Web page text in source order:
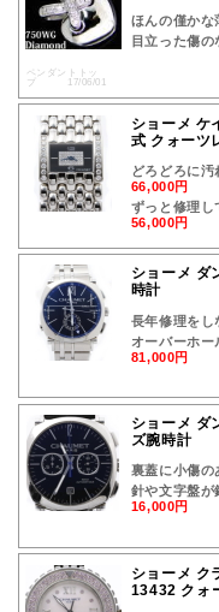
ペンダントトッ
プ 17/06/01
ほんの僅かな
目立った傷
ショーメ ケ
式 クォーツ
どろどろに
66,000円
ずっと修理し
56,000円
ショーメ ダ
時計
長年修理を
オーバーホ
81,000円
ショーメ ダ
ズ腕時計
裏蓋に小傷の
針や文字盤が
16,000円
ショーメ ク
13432 クォ